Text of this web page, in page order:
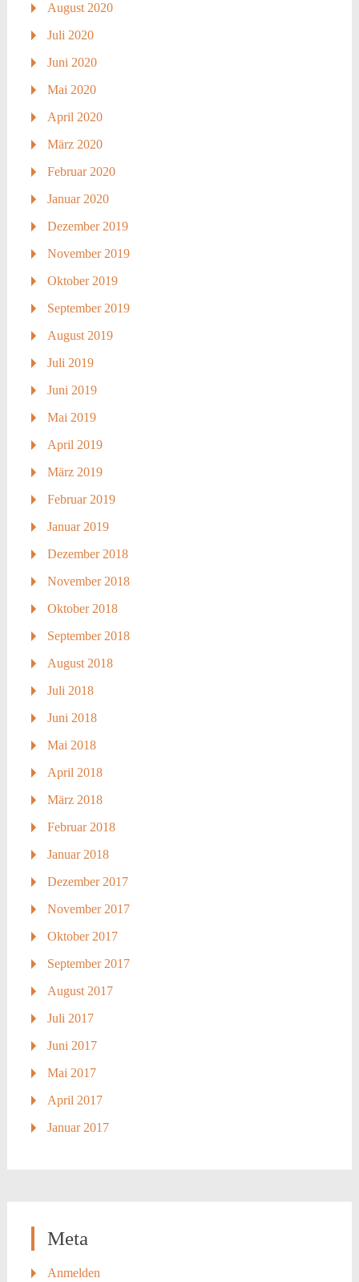
August 2020
Juli 2020
Juni 2020
Mai 2020
April 2020
März 2020
Februar 2020
Januar 2020
Dezember 2019
November 2019
Oktober 2019
September 2019
August 2019
Juli 2019
Juni 2019
Mai 2019
April 2019
März 2019
Februar 2019
Januar 2019
Dezember 2018
November 2018
Oktober 2018
September 2018
August 2018
Juli 2018
Juni 2018
Mai 2018
April 2018
März 2018
Februar 2018
Januar 2018
Dezember 2017
November 2017
Oktober 2017
September 2017
August 2017
Juli 2017
Juni 2017
Mai 2017
April 2017
Januar 2017
Meta
Anmelden